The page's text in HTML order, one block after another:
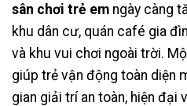
sân chơi trẻ em ngày càng
khu dân cư, quán café gia
và khu vui chơi ngoài trời.
giúp trẻ vận động toàn diện
gian giải trí an toàn, hiện đại